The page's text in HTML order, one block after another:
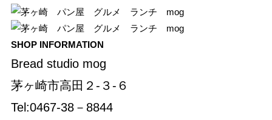
SHOP INFORMATION
Bread studio mog
茅ヶ崎市高田２-３-６
Tel:0467‐38－8844